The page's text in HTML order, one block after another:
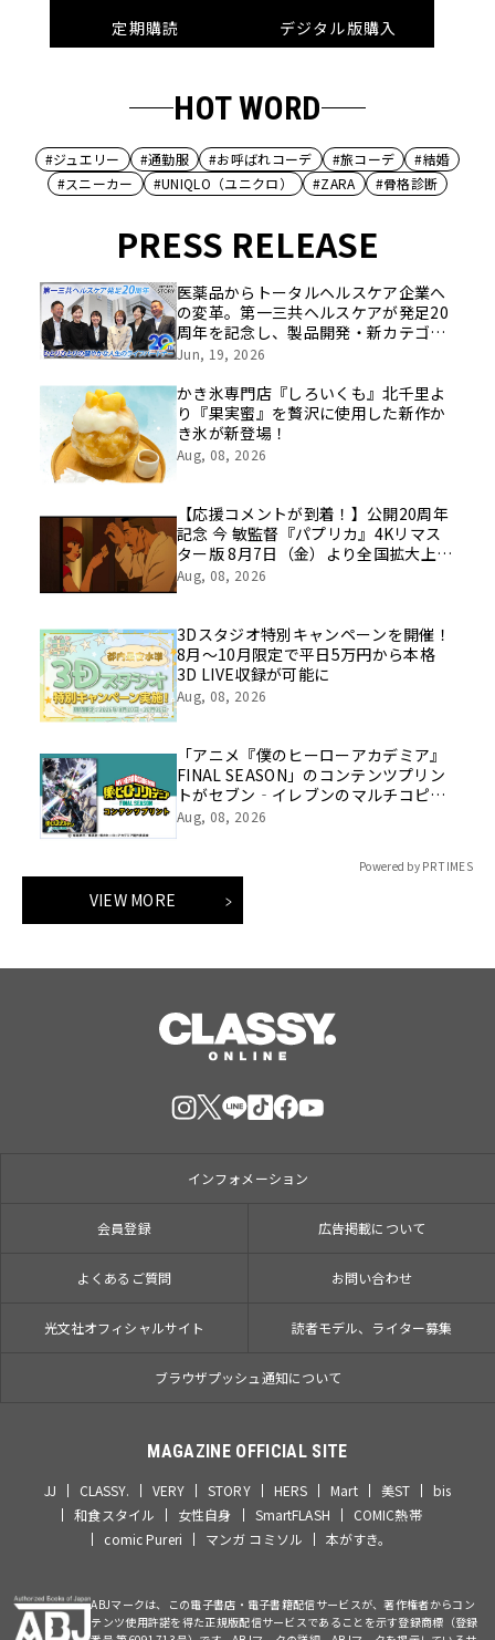
定期購読
デジタル版購入
HOT WORD
#ジュエリー #通勤服 #お呼ばれコーデ #旅コーデ
#結婚
#スニーカー
#UNIQLO（ユニクロ） #ZARA #骨格診断
PRESS RELEASE
医薬品からトータルヘルスケア企業へ
の変革。第一三共ヘルスケアが発足20
周年を記念し、製品開発・新カテゴリ
挑戦の舞台や旧社統合時のエピソード
像を公開！
Jun, 19, 2026
かき氷専門店『しろいくも』北千里よ
り『果実蜜』を贅沢に使用した新作か
き氷が新登場！
Aug, 08, 2026
【応援コメントが到着！】公開20周年
記念 今 敏監督『パプリカ』4Kリマス
ター版 8月7日（金）より全国拡大上
映！
Aug, 08, 2026
3Dスタジオ特別キャンペーンを開催！
8月～10月限定で平日5万円から本格
3D LIVE収録が可能に
Aug, 08, 2026
「アニメ『僕のヒーローアカデミア』
FINAL SEASON」のコンテンツプリン
トがセブン‐イレブンのマルチコピー
機に登場
Aug, 08, 2026
Powered by PR TIMES
VIEW MORE
インフォメーション
会員登録 広告掲載について
よくあるご質問 お問い合わせ
光文社オフィシャルサイト 読者モデル、ライター募集
ブラウザプッシュ通知について
MAGAZINE OFFICIAL SITE
JJ CLASSY. VERY STORY HERS Mart 美ST
bis
和食スタイル
女性自身 SmartFLASH
COMIC熱帯
comic Pureri
マンガ コミソル 本がすき。
ABJマークは、この電子書店・電子書籍配信サービスが、著作権者からコン
テンツ使用許諾を得た正規版配信サービスであることを示す登録商標（登録